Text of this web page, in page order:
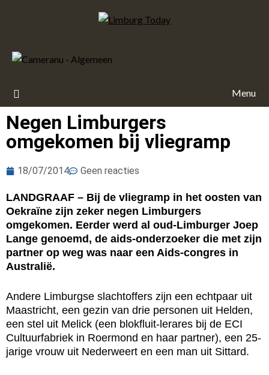
Menu
Negen Limburgers
omgekomen bij vliegramp
18/07/2014 Geen reacties
LANDGRAAF – Bij de vliegramp in het oosten van
Oekraïne zijn zeker negen Limburgers
omgekomen. Eerder werd al oud-Limburger Joep
Lange genoemd, de aids-onderzoeker die met zijn
partner op weg was naar een Aids-congres in
Australië.
Andere Limburgse slachtoffers zijn een echtpaar uit
Maastricht, een gezin van drie personen uit Helden,
een stel uit Melick (een blokfluit-lerares bij de ECI
Cultuurfabriek in Roermond en haar partner), een 25-
jarige vrouw uit Nederweert en een man uit Sittard.